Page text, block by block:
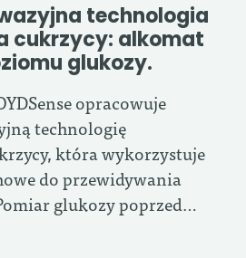
technologia
cukrzycy: alkomat
glukozy.
opracowuje
technologię
która wykorzystuje
do przewidywania
glukozy poprzed…